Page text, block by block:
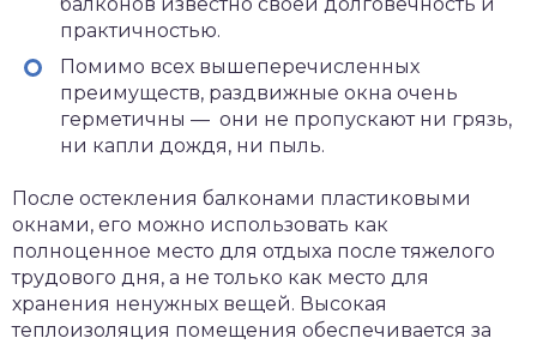
практичностью.
Помимо всех вышеперечисленных
преимуществ, раздвижные окна очень
герметичны — они не пропускают ни грязь,
ни капли дождя, ни пыль.
После остекления балконами пластиковыми
окнами, его можно использовать как
полноценное место для отдыха после тяжелого
трудового дня, а не только как место для
хранения ненужных вещей. Высокая
теплоизоляция помещения обеспечивается за